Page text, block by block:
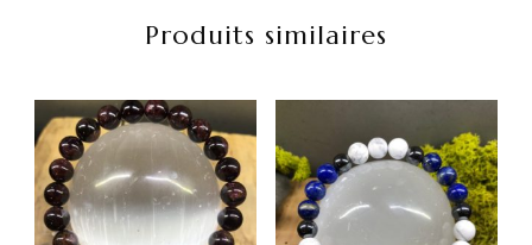
Produits similaires